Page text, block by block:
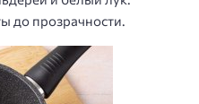
до прозрачности.